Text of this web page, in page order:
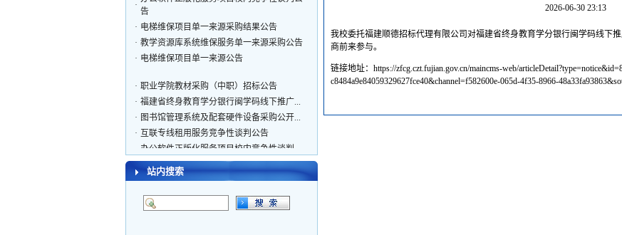
告
电梯维保项目单一来源采购结果公告
教学资源库系统维保服务单一来源采购公告
电梯维保项目单一来源公告
职业学院教材采购（中职）招标公告
福建省终身教育学分银行闽学码线下推广...
图书馆管理系统及配套硬件设备采购公开...
互联专线租用服务竞争性谈判公告
办公软件正版化服务项目校内竞争性谈判...
· 小卖部货源采购项目公开招标公告
·
办公软件正版化服务项目校内竞争性谈判公
电梯维保项目单一来源采购结果公告
站内搜索
2026-06-30 23:13
我校委托福建顺德招标代理有限公司对福建省终身教育学分银行闽学码线下
商前来参与。
链接地址：https://zfcg.czt.fujian.gov.cn/maincms-web/
c8484a9e84059329627fce40&channel=f582600e-065d-4f35-8966-